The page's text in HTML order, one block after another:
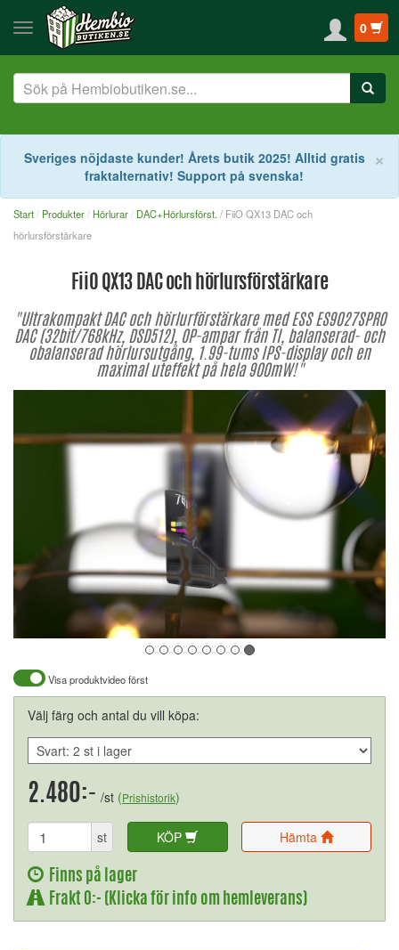
0
×
Sveriges nöjdaste kunder! Årets butik 2025! Alltid gratis
fraktalternativ! Support på svenska!
Start Produkter Hörlurar DAC+Hörlursförst. / FiiO QX13 DAC och
hörlursförstärkare
FiiO QX13 DAC och hörlursförstärkare
"Ultrakompakt DAC och hörlurförstärkare med ESS ES9027SPRO
DAC (32bit/768kHz, DSD512), OP-ampar från TI, balanserad- och
obalanserad hörlursutgång, 1.99-tums IPS-display och en
maximal uteffekt på hela 900mW!"
Visa produktvideo först
Välj färg och antal du vill köpa:
2.480:- /st (Prishistorik)
st KÖP Hämta
Finns på lager
Frakt 0:- (Klicka för info om hemleverans)